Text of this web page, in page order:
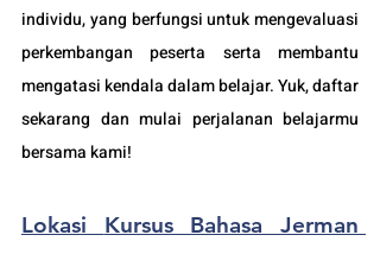
individu, yang berfungsi untuk mengevaluasi
perkembangan peserta serta membantu
mengatasi kendala dalam belajar. Yuk, daftar
sekarang dan mulai perjalanan belajarmu
bersama kami!
Lokasi Kursus Bahasa Jerman